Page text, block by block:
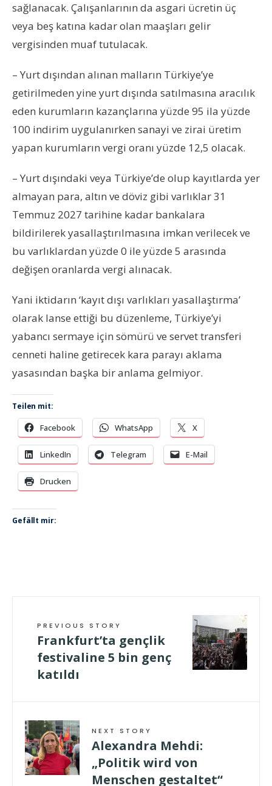
sağlanacak. Çalışanlarının da asgari ücretin üç
veya beş katına kadar olan maaşları gelir
vergisinden muaf tutulacak.
– Yurt dışından alınan malların Türkiye’ye
getirilmeden yine yurt dışında satılmasına aracılık
eden kurumların kazançlarına yüzde 95 ila yüzde
100 indirim uygulanırken sanayi ve zirai üretim
yapan kurumların vergi oranı yüzde 12,5 olacak.
– Yurt dışındaki veya Türkiye’de olup kayıtlarda yer
almayan para, altın ve döviz gibi varlıklar 31
Temmuz 2027 tarihine kadar bankalara
bildirilerek yasallaştırılmasına imkan verilecek ve
bu varlıklardan yüzde 0 ile yüzde 5 arasında
değişen oranlarda vergi alınacak.
Yani iktidarın ‘kayıt dışı varlıkları yasallaştırma’
olarak lanse ettiği bu düzenleme, Türkiye’yi
yabancı sermaye için sömürü ve servet transferi
cenneti haline getirecek kara parayı aklama
yasasından başka bir anlama gelmiyor.
Teilen mit:
Facebook WhatsApp X
LinkedIn Telegram E-Mail
Drucken
Gefällt mir:
PREVIOUS STORY
Frankfurt’ta gençlik
festivaline 5 bin genç
katıldı
NEXT STORY
Alexandra Mehdi:
„Politik wird von
Menschen gestaltet“